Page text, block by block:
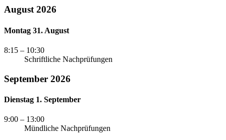
August 2026
Montag 31. August
8:15 – 10:30
Schriftliche Nachprüfungen
September 2026
Dienstag 1. September
9:00 – 13:00
Mündliche Nachprüfungen